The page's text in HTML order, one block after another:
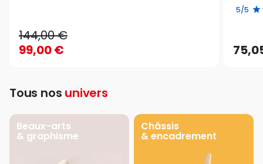
144,00 €
99,00 €
5/5
Tous nos univers
Beaux-arts
& graphisme
Châssis
& encadrement